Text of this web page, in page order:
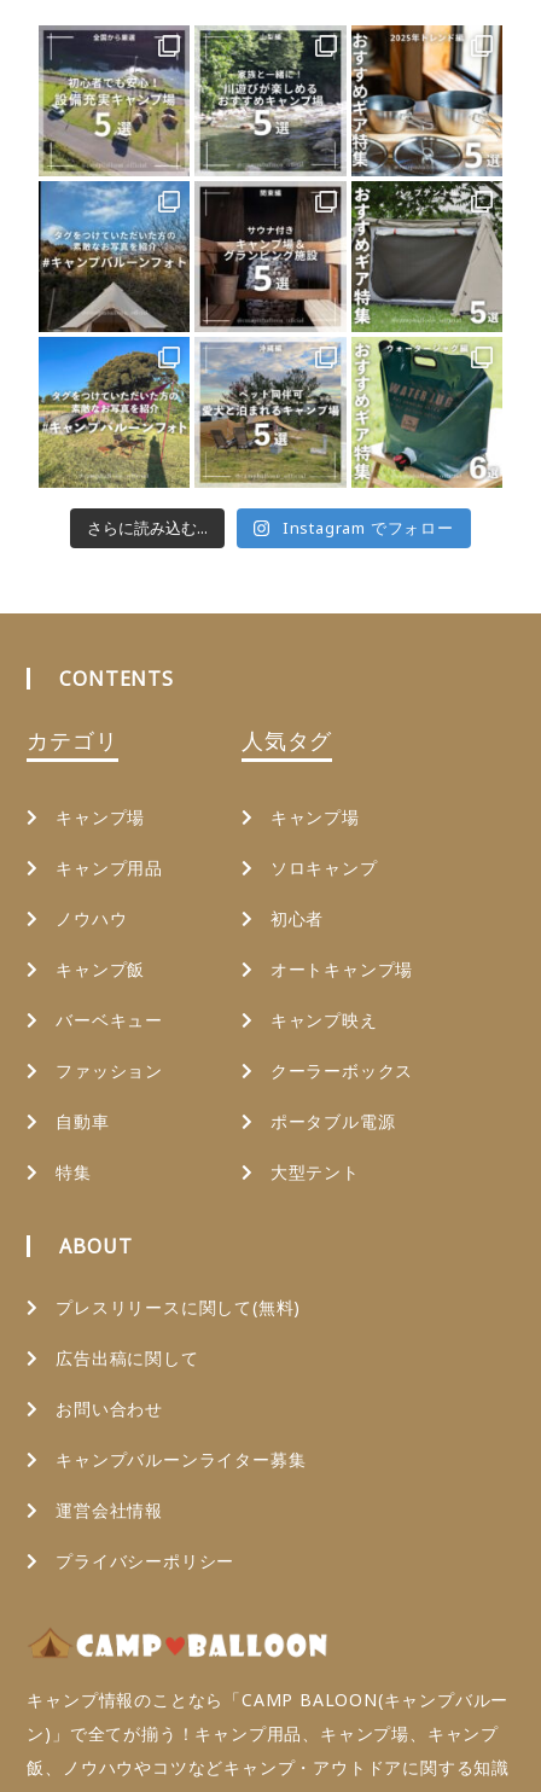
さらに読み込む... Instagram でフォロー
CONTENTS
カテゴリ
キャンプ場
キャンプ用品
ノウハウ
キャンプ飯
バーベキュー
ファッション
自動車
特集
人気タグ
キャンプ場
ソロキャンプ
初心者
オートキャンプ場
キャンプ映え
クーラーボックス
ポータブル電源
大型テント
ABOUT
プレスリリースに関して(無料)
広告出稿に関して
お問い合わせ
キャンプバルーンライター募集
運営会社情報
プライバシーポリシー
キャンプ情報のことなら「CAMP BALOON(キャンプバルー
ン)」で全てが揃う！キャンプ用品、キャンプ場、キャンプ
飯、ノウハウやコツなどキャンプ・アウトドアに関する知識